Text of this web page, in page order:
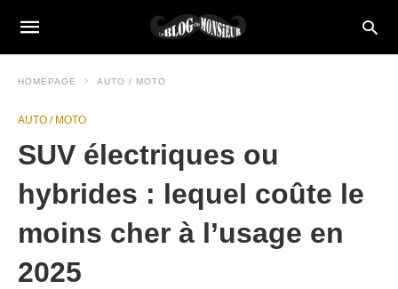
HOMEPAGE AUTO / MOTO
AUTO / MOTO
SUV électriques ou
hybrides : lequel coûte le
moins cher à l’usage en
2025